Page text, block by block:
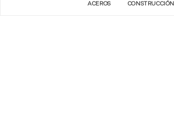
ACEROS CONSTRUCCIÓN